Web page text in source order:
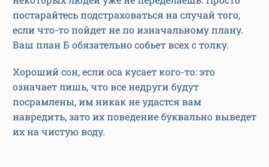
постарайтесь подстраховаться на случай того,
если что-то пойдет не по изначальному плану.
Ваш план Б обязательно собьет всех с толку.
Хороший сон, если оса кусает кого-то: это
означает лишь, что все недруги будут
посрамлены, им никак не удастся вам
навредить, зато их поведение буквально выведет
их на чистую воду.